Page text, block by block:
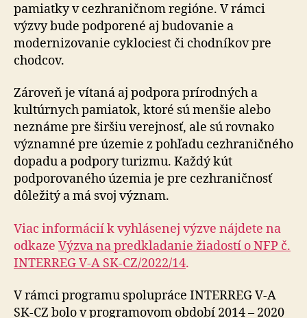
pamiatky v cezhraničnom regióne. V rámci
výzvy bude podporené aj budovanie a
modernizovanie cyklociest či chodníkov pre
chodcov.
Zároveň je vítaná aj podpora prírodných a
kultúrnych pamiatok, ktoré sú menšie alebo
neznáme pre širšiu verejnosť, ale sú rovnako
významné pre územie z pohľadu cezhraničného
dopadu a podpory turizmu. Každý kút
podporovaného územia je pre cezhraničnosť
dôležitý a má svoj význam.
Viac informácií k vyhlásenej výzve nájdete na
odkaze Výzva na predkladanie žiadostí o NFP č.
INTERREG V-A SK-CZ/2022/14.
V rámci programu spolupráce INTERREG V-A
SK-CZ bolo v programovom období 2014 – 2020